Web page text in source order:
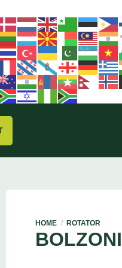
HOME / ROTATOR